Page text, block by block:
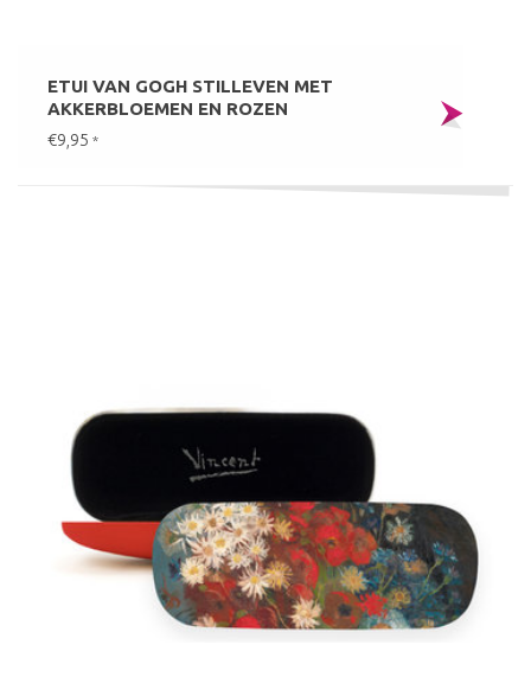
ETUI VAN GOGH STILLEVEN MET
AKKERBLOEMEN EN ROZEN
€9,95 *